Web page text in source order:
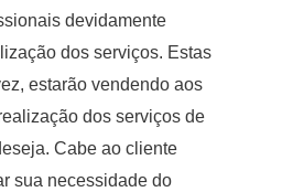
devidamente
dos serviços. Estas
estarão vendendo aos
dos serviços de
Cabe ao cliente
sua necessidade do